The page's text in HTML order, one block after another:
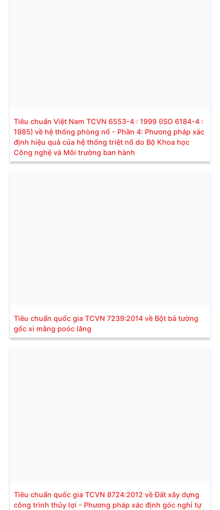
Tiêu chuẩn Việt Nam TCVN 6553-4 : 1999 (ISO 6184-4 :
1985) về hệ thống phòng nổ - Phần 4: Phương pháp xác
định hiệu quả của hệ thống triệt nổ do Bộ Khoa học
Công nghệ và Môi trường ban hành
Tiêu chuẩn quốc gia TCVN 7239:2014 về Bột bả tường
gốc xi măng poóc lăng
Tiêu chuẩn quốc gia TCVN 8724:2012 về Đất xây dựng
công trình thủy lợi - Phương pháp xác định góc nghỉ tự